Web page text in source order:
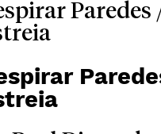
Paredes